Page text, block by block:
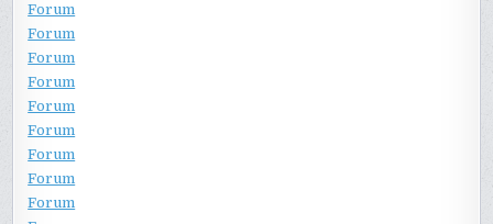
Forum
Forum
Forum
Forum
Forum
Forum
Forum
Forum
Forum